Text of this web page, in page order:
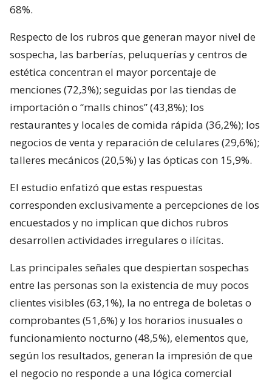
68%.
Respecto de los rubros que generan mayor nivel de
sospecha, las barberías, peluquerías y centros de
estética concentran el mayor porcentaje de
menciones (72,3%); seguidas por las tiendas de
importación o “malls chinos” (43,8%); los
restaurantes y locales de comida rápida (36,2%); los
negocios de venta y reparación de celulares (29,6%);
talleres mecánicos (20,5%) y las ópticas con 15,9%.
El estudio enfatizó que estas respuestas
corresponden exclusivamente a percepciones de los
encuestados y no implican que dichos rubros
desarrollen actividades irregulares o ilícitas.
Las principales señales que despiertan sospechas
entre las personas son la existencia de muy pocos
clientes visibles (63,1%), la no entrega de boletas o
comprobantes (51,6%) y los horarios inusuales o
funcionamiento nocturno (48,5%), elementos que,
según los resultados, generan la impresión de que
el negocio no responde a una lógica comercial